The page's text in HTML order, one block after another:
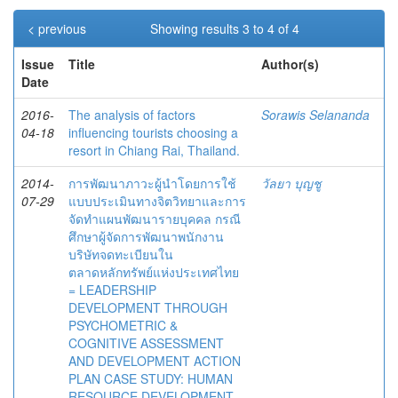
Showing results 3 to 4 of 4
< previous
Issue
Date
Title Author(s)
2016-
04-18
The analysis of factors
influencing tourists choosing a
resort in Chiang Rai, Thailand.
Sorawis Selananda
2014-
07-29
การพัฒนาภาวะผู้นำโดยการใช้
แบบประเมินทางจิตวิทยาและการ
จัดทำแผนพัฒนารายบุคคล กรณี
ศึกษาผู้จัดการพัฒนาพนักงาน
บริษัทจดทะเบียนใน
ตลาดหลักทรัพย์แห่งประเทศไทย
= LEADERSHIP
DEVELOPMENT THROUGH
PSYCHOMETRIC &
COGNITIVE ASSESSMENT
AND DEVELOPMENT ACTION
PLAN CASE STUDY: HUMAN
วัลยา บุญชู